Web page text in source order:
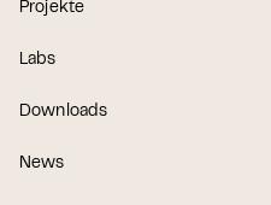
Projekte
Labs
Downloads
News